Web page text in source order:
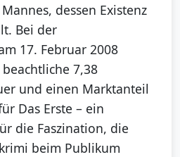
dessen Existenz
Bei der
17. Februar 2008
7,38
und einen Marktanteil
Das Erste – ein
die Faszination, die
beim Publikum